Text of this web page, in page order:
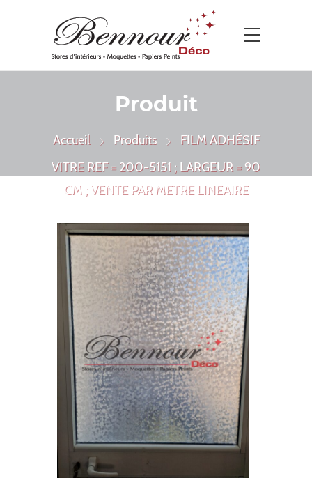
Produit
Accueil Produits
FILM ADHÉSIF
VITRE REF = 200-5151 ; LARGEUR = 90
CM ; VENTE PAR METRE LINEAIRE